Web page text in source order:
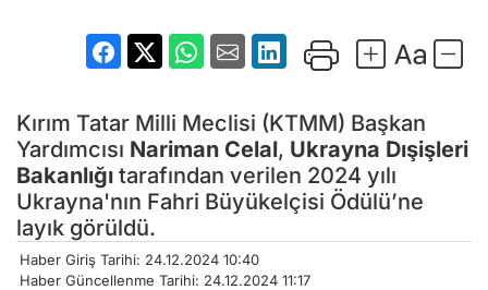
Kırım Tatar Milli Meclisi (KTMM) Başkan
Yardımcısı Nariman Celal, Ukrayna Dışişleri
Bakanlığı tarafından verilen 2024 yılı
Ukrayna'nın Fahri Büyükelçisi Ödülü’ne
layık görüldü.
Haber Giriş Tarihi: 24.12.2024 10:40
Haber Güncellenme Tarihi: 24.12.2024 11:17